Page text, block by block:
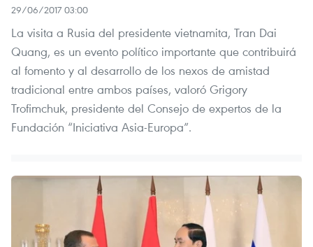
29/06/2017 03:00
La visita a Rusia del presidente vietnamita, Tran Dai
Quang, es un evento político importante que contribuirá
al fomento y al desarrollo de los nexos de amistad
tradicional entre ambos países, valoró Grigory
Trofimchuk, presidente del Consejo de expertos de la
Fundación “Iniciativa Asia-Europa”.